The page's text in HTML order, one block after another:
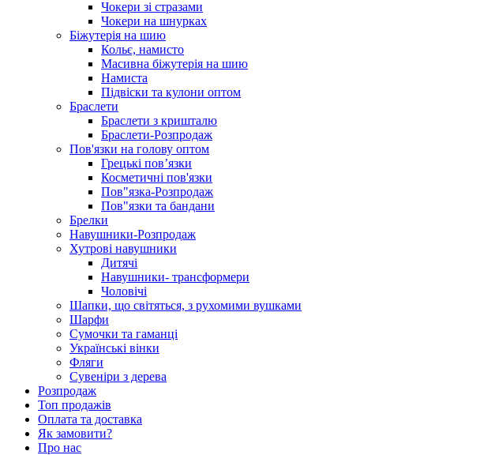
Чокери зі стразами
Чокери на шнурках
Біжутерія на шию
Кольє, намисто
Масивна біжутерія на шию
Намиста
Підвіски та кулони оптом
Браслети
Браслети з кришталю
Браслети-Розпродаж
Пов'язки на голову оптом
Грецькі пов’язки
Косметичні пов'язки
Пов"язка-Розпродаж
Пов"язки та бандани
Брелки
Навушники-Розпродаж
Хутрові навушники
Дитячі
Навушники- трансформери
Чоловічі
Шапки, що світяться, з рухомими вушками
Шарфи
Сумочки та гаманці
Українські вінки
Фляги
Сувеніри з дерева
Розпродаж
Топ продажів
Оплата та доставка
Як замовити?
Про нас